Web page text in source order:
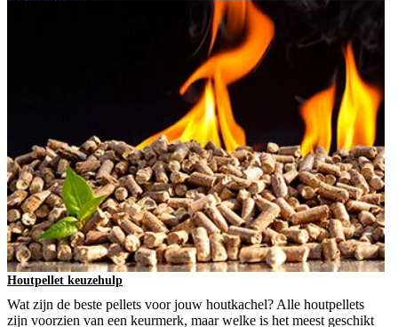
Houtpellet keuzehulp
Wat zijn de beste pellets voor jouw houtkachel? Alle houtpellets
zijn voorzien van een keurmerk, maar welke is het meest geschikt